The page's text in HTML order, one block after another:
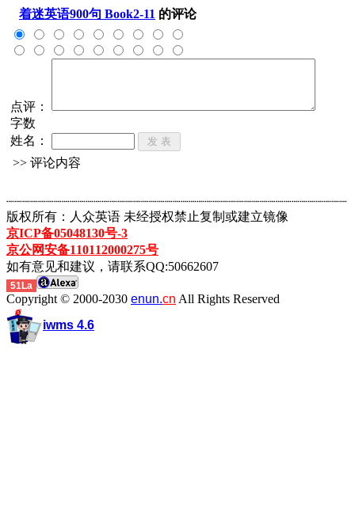
着迷英语900句 Book2-11 的评论
点评：
字数
姓名：
>> 评论内容
┈┈┈┈┈┈┈┈┈┈┈┈┈┈┈┈┈┈┈┈┈┈┈┈┈┈┈┈┈┈┈┈┈┈┈┈┈┈┈┈┈┈┈
版权所有：人众英语 未经授权禁止复制或建立镜像
京ICP备05048130号-3
京公网安备110112000275号
如有意见和建议，请联系QQ:50662607
51La
Copyright © 2000-2030 enun.cn All Rights Reserved
iwms 4.6